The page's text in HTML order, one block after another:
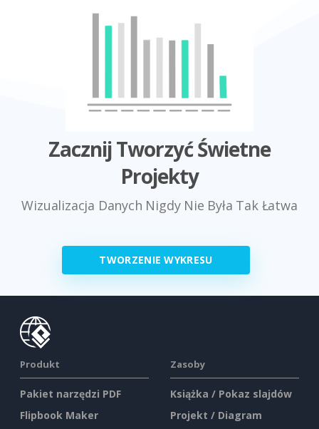
Zacznij Tworzyć Świetne
Projekty
Wizualizacja Danych Nigdy Nie Była Tak Łatwa
TWORZENIE WYKRESU
Produkt
Pakiet narzędzi PDF
Flipbook Maker
Zasoby
Książka / Pokaz slajdów
Projekt / Diagram